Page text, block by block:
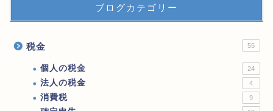
ブログカテゴリー
税金 55
個人の税金 24
法人の税金 4
消費税 9